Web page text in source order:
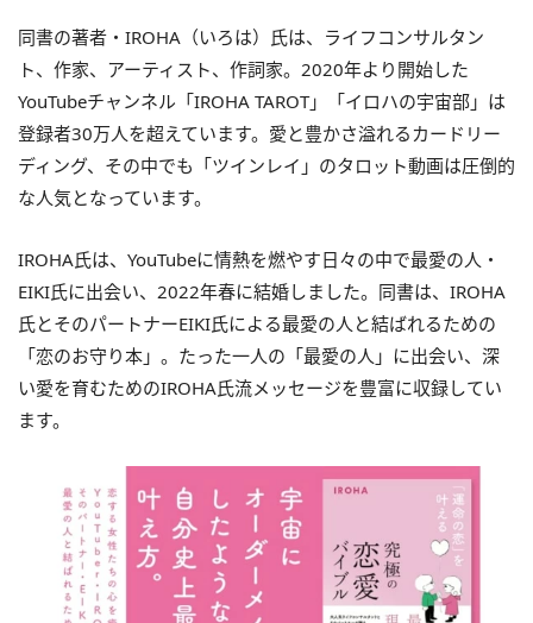
同書の著者・IROHA（いろは）氏は、ライフコンサルタン
ト、作家、アーティスト、作詞家。2020年より開始した
YouTubeチャンネル「IROHA TAROT」「イロハの宇宙部」は
登録者30万人を超えています。愛と豊かさ溢れるカードリー
ディング、その中でも「ツインレイ」のタロット動画は圧倒的
な人気となっています。
IROHA氏は、YouTubeに情熱を燃やす日々の中で最愛の人・
EIKI氏に出会い、2022年春に結婚しました。同書は、IROHA
氏とそのパートナーEIKI氏による最愛の人と結ばれるための
「恋のお守り本」。たった一人の「最愛の人」に出会い、深
い愛を育むためのIROHA氏流メッセージを豊富に収録してい
ます。